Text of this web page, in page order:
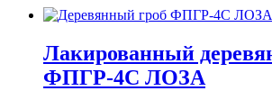
Лакированный
ФПГР-4С ЛОЗА